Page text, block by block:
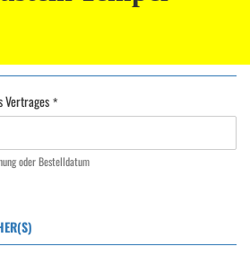
Vertrages
oder Bestelldatum